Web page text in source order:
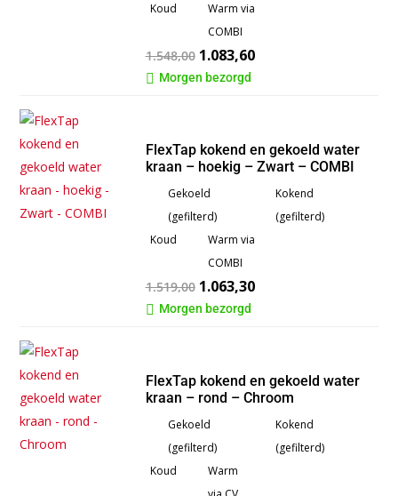
Koud
Warm via
COMBI
1.548,00 1.083,60
 Morgen bezorgd
FlexTap kokend en gekoeld water
kraan – hoekig – Zwart – COMBI
Gekoeld
(gefilterd)
Kokend
(gefilterd)
Koud
Warm via
COMBI
1.519,00 1.063,30
 Morgen bezorgd
FlexTap kokend en gekoeld water
kraan – rond – Chroom
Gekoeld
(gefilterd)
Kokend
(gefilterd)
Koud
Warm